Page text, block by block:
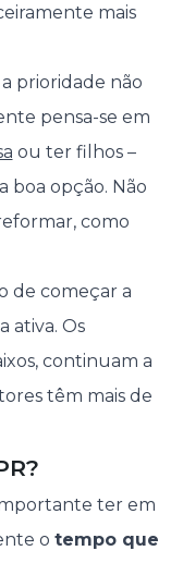
mais
prioridade não
pensa-se em
ou ter filhos –
boa opção. Não
como
de começar a
ativa. Os
continuam a
têm mais de
ter em
o tempo que